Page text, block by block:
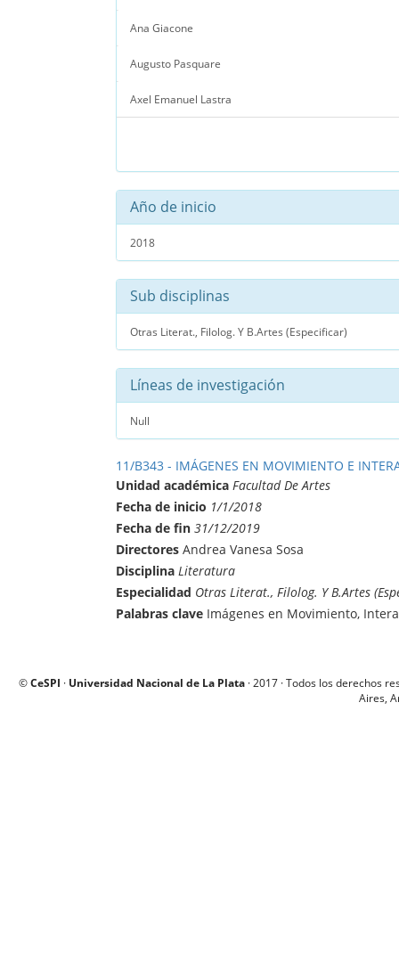
Ana Giacone
Augusto Pasquare
Axel Emanuel Lastra
Año de inicio
2018
Sub disciplinas
Otras Literat., Filolog. Y B.Artes (Especificar)
Líneas de investigación
Null
11/B343 - IMÁGENES EN MOVIMIENTO E
Unidad académica Facultad De Artes
Fecha de inicio 1/1/2018
Fecha de fin 31/12/2019
Directores Andrea Vanesa Sosa
Disciplina Literatura
Especialidad Otras Literat., Filolog. Y B.Artes
Palabras clave Imágenes en Movimiento,
©CeSPI · Universidad Nacional de La Plata · 2017 · Todos los derechos
Aires,